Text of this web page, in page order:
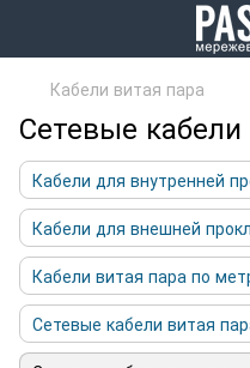
Кабели витая пара
Сетевые
Кабели для внутренней
Кабели для внешней
Кабели витая пара по
Сетевые кабели витая